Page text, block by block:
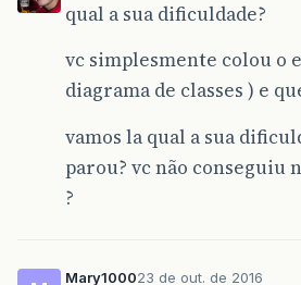
qual a sua dificuldade?
vc simplesmente colou o
diagrama de classes ) e
vamos la qual a sua
parou? vc não conseguiu
?
Mary100023 de out. de 2016